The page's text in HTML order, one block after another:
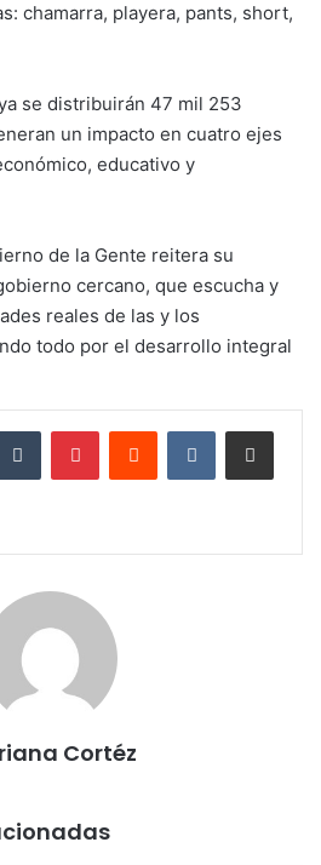
chamarra, playera, pants, short,
se distribuirán 47 mil 253
un impacto en cuatro ejes
educativo y
de la Gente reitera su
cercano, que escucha y
reales de las y los
todo por el desarrollo integral
Tumblr PinterestReddit VKontakteCompartir por
Cortéz